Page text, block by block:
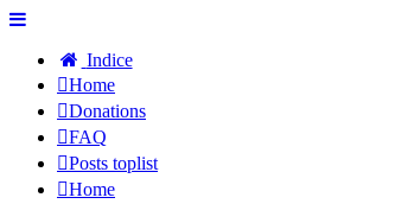
Indice
Home
Donations
FAQ
Posts toplist
Home